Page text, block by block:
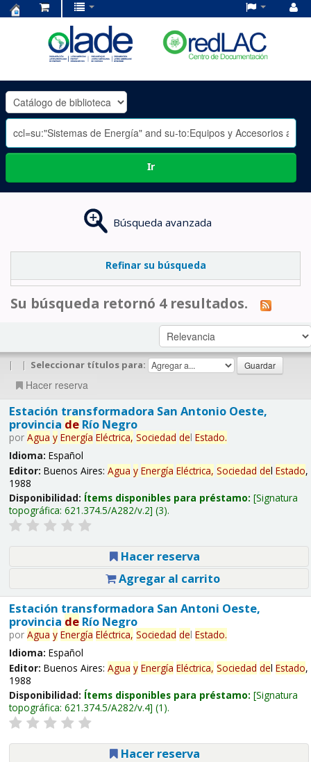
OLADE
-
Ir
Búsqueda avanzada
Refinar su búsqueda
Su búsqueda retornó 4 resultados.
| | Seleccionar títulos para:
Hacer reserva
Estación transformadora San Antonio Oeste,
provincia deRío Negro
por Agua y Energía Eléctrica, Sociedad del Estado.
Idioma: Español
Editor: Buenos Aires: Agua y Energía Eléctrica, Sociedad del Estado,
1988
Disponibilidad: Ítems disponibles para préstamo: Signatura
topográfica: 621.374.5/A282/v.2 (3).
Hacer reserva
Agregar al carrito
Estación transformadora San Antoni Oeste,
provincia deRío Negro
por Agua y Energía Eléctrica, Sociedad del Estado.
Idioma: Español
Editor: Buenos Aires: Agua y Energía Eléctrica, Sociedad del Estado,
1988
Disponibilidad: Ítems disponibles para préstamo: Signatura
topográfica: 621.374.5/A282/v.4 (1).
Hacer reserva